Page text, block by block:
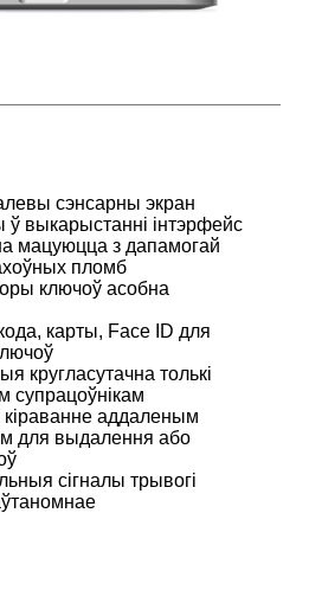
сэнсарны экран
ў выкарыстанні інтэрфейс
мацуюцца з дапамогай
пломб
ключоў асобна
карты, Face ID для
кругласутачна толькі
супрацоўнікам
аддаленым
для выдалення або
сігналы трывогі